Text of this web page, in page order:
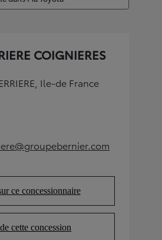
COIGNIERES
Ile-de France
tab)
(Opens in new tab)
ce concessionnaire
(Opens in new tab)
cette concession
(Opens in new tab)